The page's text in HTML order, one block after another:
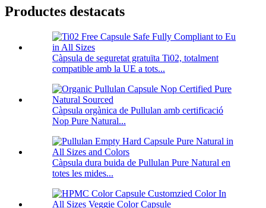
Productes destacats
Càpsula de seguretat gratuïta Ti02, totalment
compatible amb la UE a tots...
Càpsula orgànica de Pullulan amb certificació
Nop Pure Natural...
Càpsula dura buida de Pullulan Pure Natural en
totes les mides...